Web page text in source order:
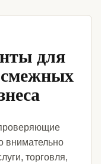
для
внимательно
торговля,